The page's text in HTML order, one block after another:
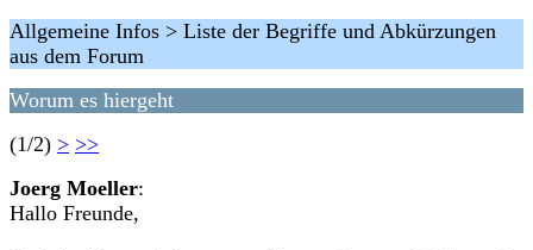
Allgemeine Infos > Liste der Begriffe und Abkürzungen
aus dem Forum
Worum es hiergeht
(1/2) > >>
Joerg Moeller:
Hallo Freunde,